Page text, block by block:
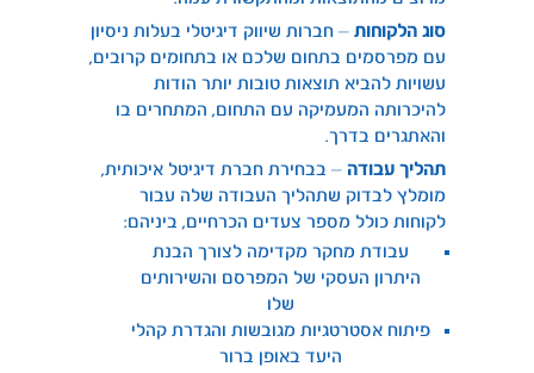
סוג הלקוחות – חברות שיווק דיגיטלי בעלות ניסיון
עם מפרסמים בתחום שלכם או בתחומים קרובים,
עשויות להביא תוצאות טובות יותר הודות
להיכרותה המעמיקה עם התחום, המתחרים בו
והאתגרים בדרך.
תהליך עבודה – בבחירת חברת דיגיטל איכותית,
מומלץ לבדוק שתהליך העבודה שלה עבור
לקוחות כולל מספר צעדים הכרחיים, ביניהם:
עבודת מחקר מקדימה לצורך הבנת
היתרון העסקי של המפרסם והשירותים
שלו
פיתוח אסטרטגיות מגובשות והגדרת קהלי
היעד באופן ברור